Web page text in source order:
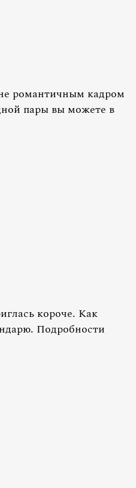
романтичным кадром
пары вы можете в
короче. Как
Подробности